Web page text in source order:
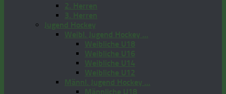
2. Herren
3. Herren
Jugend Hockey
Weibl. Jugend Hockey …
Weibliche U18
Weibliche U16
Weibliche U14
Weibliche U12
Männl. Jugend Hockey …
Männliche U18